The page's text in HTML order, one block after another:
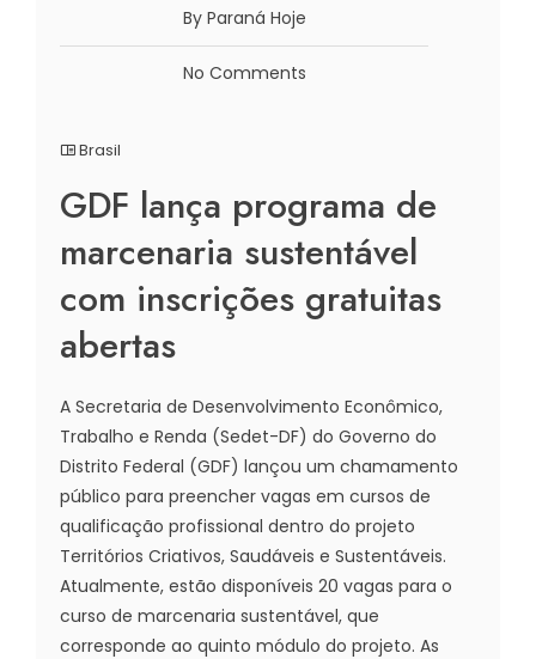
By Paraná Hoje
No Comments
Brasil
GDF lança programa de
marcenaria sustentável
com inscrições gratuitas
abertas
A Secretaria de Desenvolvimento Econômico,
Trabalho e Renda (Sedet-DF) do Governo do
Distrito Federal (GDF) lançou um chamamento
público para preencher vagas em cursos de
qualificação profissional dentro do projeto
Territórios Criativos, Saudáveis e Sustentáveis.
Atualmente, estão disponíveis 20 vagas para o
curso de marcenaria sustentável, que
corresponde ao quinto módulo do projeto. As